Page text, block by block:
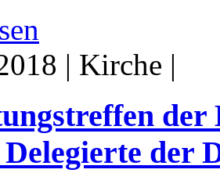
| Kirche |
der
der